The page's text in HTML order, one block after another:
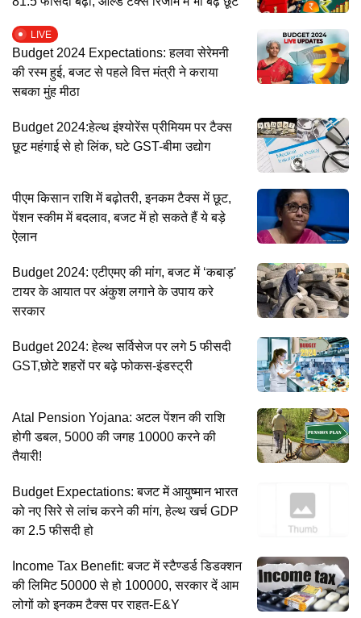
LIVE
Budget 2024 Expectations: हलवा सेरेमनी
की रस्म हुई, बजट से पहले वित्त मंत्री ने कराया
सबका मुंह मीठा
Budget 2024:हेल्थ इंश्योरेंस प्रीमियम पर टैक्स
छूट महंगाई से हो लिंक, घटे GST-बीमा उद्योग
पीएम किसान राशि में बढ़ोतरी, इनकम टैक्स में छूट,
पेंशन स्कीम में बदलाव, बजट में हो सकते हैं ये बड़े
ऐलान
Budget 2024: एटीएमए की मांग, बजट में ‘कबाड़'
टायर के आयात पर अंकुश लगाने के उपाय करे
सरकार
Budget 2024: हेल्थ सर्विसेज पर लगे 5 फीसदी
GST,छोटे शहरों पर बढ़े फोकस-इंडस्ट्री
Atal Pension Yojana: अटल पेंशन की राशि
होगी डबल, 5000 की जगह 10000 करने की
तैयारी!
Budget Expectations: बजट में आयुष्मान भारत
को नए सिरे से लांच करने की मांग, हेल्थ खर्च GDP
का 2.5 फीसदी हो
Income Tax Benefit: बजट में स्टैण्डर्ड डिडक्शन
की लिमिट 50000 से हो 100000, सरकार दें आम
लोगों को इनकम टैक्स पर राहत-E&Y